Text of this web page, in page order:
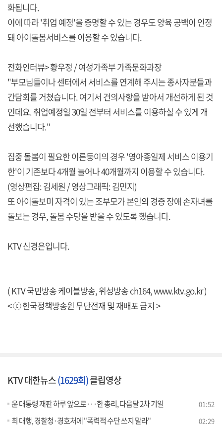
화됩니다.
이에 따라 '취업 예정'을 증명할 수 있는 경우도 양육 공백이 인정
돼 아이돌봄서비스를 이용할 수 있습니다.
전화인터뷰> 황우정 / 여성가족부 가족문화과장
"부모님들이나 센터에서 서비스를 연계해 주시는 종사자분들과
간담회를 거쳤습니다. 여기서 건의사항을 받아서 개선하게 된 것
인데요. 취업예정일 30일 전부터 서비스를 이용하실 수 있게 개
선했습니다."
집중 돌봄이 필요한 이른둥이의 경우 '영아종일제 서비스 이용기
한'이 기존보다 4개월 늘어나 40개월까지 이용할 수 있습니다.
(영상편집: 김세원 / 영상그래픽: 김민지)
또 아이돌보미 자격이 있는 조부모가 본인의 경증 장애 손자녀를
돌보는 경우, 돌봄 수당을 받을 수 있도록 했습니다.
KTV 신경은입니다.
( KTV 국민방송 케이블방송, 위성방송 ch164,www.ktv.go.kr)
< ⓒ 한국정책방송원 무단전재 및 재배포 금지 >
KTV 대한뉴스(1629회)클립영상
윤 대통령 재판 하루 앞으로···한 총리, 다음달 2차 기일 01:52
최 대행, 경찰청·경호처에 "폭력적 수단 쓰지 말라" 02:29